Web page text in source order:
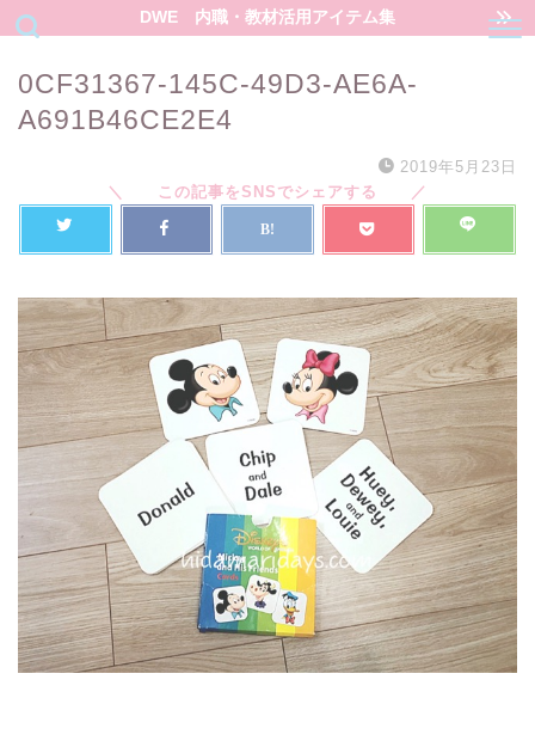
DWE 内職・教材活用アイテム集
0CF31367-145C-49D3-AE6A-
A691B46CE2E4
2019年5月23日